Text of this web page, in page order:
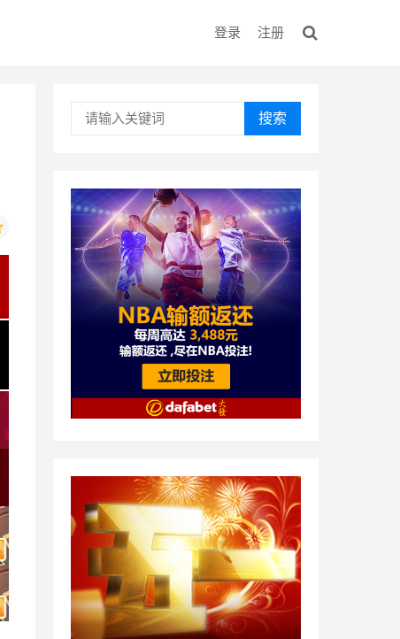
登录 注册
搜索